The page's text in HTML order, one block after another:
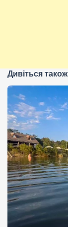
Дивіться також